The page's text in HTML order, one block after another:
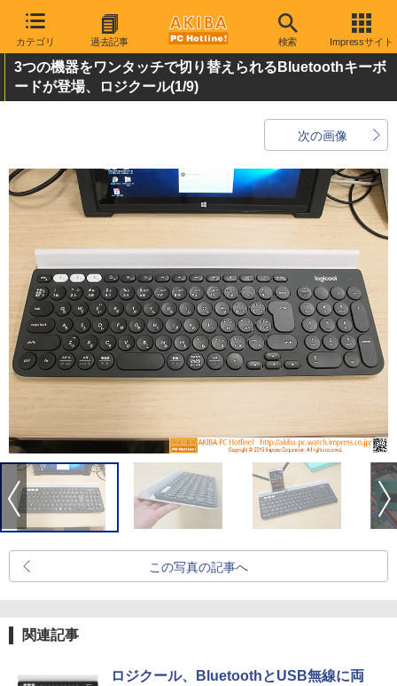
カテゴリ 過去記事 検索 Impressサイト
3つの機器をワンタッチで切り替えられるBluetoothキーボ
ードが登場、ロジクール(1/9)
次の画像
この写真の記事へ
関連記事
ロジクール、BluetoothとUSB無線に両